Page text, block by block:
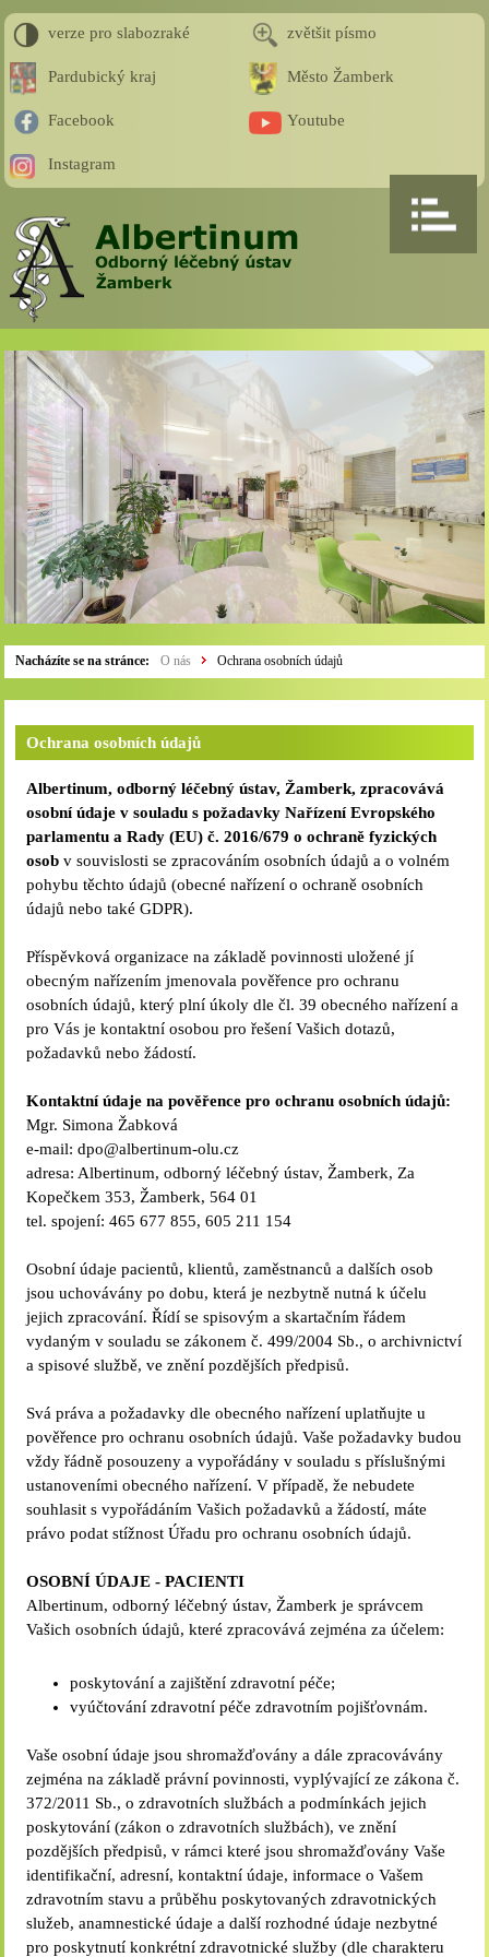
verze pro slabozraké zvětšit písmo
Pardubický kraj Město Žamberk
Facebook Youtube
Instagram
Nacházíte se na stránce: O nás Ochrana osobních údajů
Ochrana osobních údajů
Albertinum, odborný léčebný ústav, Žamberk, zpracovává
osobní údaje v souladu s požadavky Nařízení Evropského
parlamentu a Rady (EU) č. 2016/679 o ochraně fyzických
osob v souvislosti se zpracováním osobních údajů a o volném
pohybu těchto údajů (obecné nařízení o ochraně osobních
údajů nebo také GDPR).
Příspěvková organizace na základě povinnosti uložené jí
obecným nařízením jmenovala pověřence pro ochranu
osobních údajů, který plní úkoly dle čl. 39 obecného nařízení a
pro Vás je kontaktní osobou pro řešení Vašich dotazů,
požadavků nebo žádostí.
Kontaktní údaje na pověřence pro ochranu osobních údajů:
Mgr. Simona Žabková
e-mail: dpo@albertinum-olu.cz
adresa: Albertinum, odborný léčebný ústav, Žamberk, Za
Kopečkem 353, Žamberk, 564 01
tel. spojení: 465 677 855, 605 211 154
Osobní údaje pacientů, klientů, zaměstnanců a dalších osob
jsou uchovávány po dobu, která je nezbytně nutná k účelu
jejich zpracování. Řídí se spisovým a skartačním řádem
vydaným v souladu se zákonem č. 499/2004 Sb., o archivnictví
a spisové službě, ve znění pozdějších předpisů.
Svá práva a požadavky dle obecného nařízení uplatňujte u
pověřence pro ochranu osobních údajů. Vaše požadavky budou
vždy řádně posouzeny a vypořádány v souladu s příslušnými
ustanoveními obecného nařízení. V případě, že nebudete
souhlasit s vypořádáním Vašich požadavků a žádostí, máte
právo podat stížnost Úřadu pro ochranu osobních údajů.
OSOBNÍ ÚDAJE - PACIENTI
Albertinum, odborný léčebný ústav, Žamberk je správcem
Vašich osobních údajů, které zpracovává zejména za účelem:
poskytování a zajištění zdravotní péče;
vyúčtování zdravotní péče zdravotním pojišťovnám.
Vaše osobní údaje jsou shromažďovány a dále zpracovávány
zejména na základě právní povinnosti, vyplývající ze zákona č.
372/2011 Sb., o zdravotních službách a podmínkách jejich
poskytování (zákon o zdravotních službách), ve znění
pozdějších předpisů, v rámci které jsou shromažďovány Vaše
identifikační, adresní, kontaktní údaje, informace o Vašem
zdravotním stavu a průběhu poskytovaných zdravotnických
služeb, anamnestické údaje a další rozhodné údaje nezbytné
pro poskytnutí konkrétní zdravotnické služby (dle charakteru